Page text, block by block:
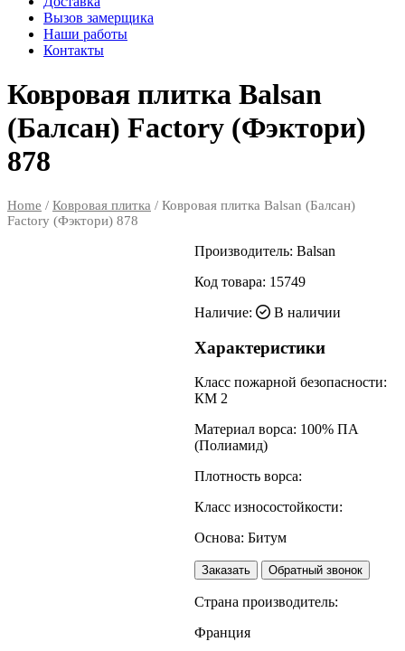
Вызов замерщика
Наши работы
Контакты
Ковровая плитка Balsan
(Балсан) Factory (Фэктори)
878
Home / Ковровая плитка / Ковровая плитка Balsan (Балсан)
Factory (Фэктори) 878
Производитель:Balsan
Код товара: 15749
Наличие:
В наличии
Характеристики
Класс пожарной безопасности:
КМ 2
Материал ворса: 100% ПА
(Полиамид)
Плотность ворса:
Класс износостойкости:
Основа: Битум
Заказать Обратный звонок
Страна производитель:
Франция